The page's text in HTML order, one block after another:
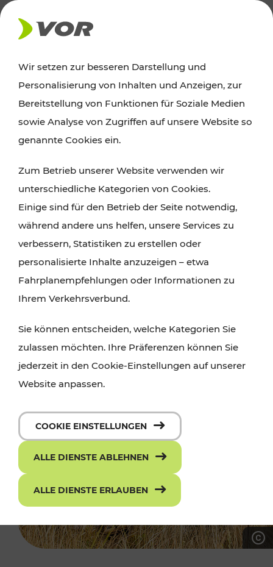
AKTUELLES
Ausflugstipps
Wien, Niederösterreich und das Burgenland
Wanderungen, Kultur und Gastronomie,
Radtouren oder purer Naturgenuss – viele
Attraktionen sind mit den Ticket- und Fahrplan-
Angeboten des VOR gut und schnell erreichbar.
Wir setzen zur besseren Darstellung und
Personalisierung von Inhalten und Anzeigen, zur
Bereitstellung von Funktionen für Soziale Medien
sowie Analyse von Zugriffen auf unsere Website so
genannte Cookies ein.
Zum Betrieb unserer Website verwenden wir
unterschiedliche Kategorien von Cookies.
Einige sind für den Betrieb der Seite notwendig,
während andere uns helfen, unsere Services zu
verbessern, Statistiken zu erstellen oder
personalisierte Inhalte anzuzeigen – etwa
Fahrplanempfehlungen oder Informationen zu
Ihrem Verkehrsverbund.
Sie können entscheiden, welche Kategorien Sie
zulassen möchten. Ihre Präferenzen können Sie
jederzeit in den Cookie-Einstellungen auf unserer
Website anpassen.
COOKIE EINSTELLUNGEN
ALLE DIENSTE ABLEHNEN
ALLE DIENSTE ERLAUBEN